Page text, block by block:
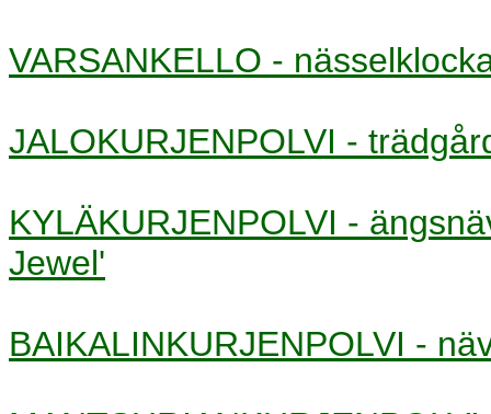
VARSANKELLO -
JALOKURJENPOLVI -
KYLÄKURJENPOLVI -
Jewel'
BAIKALINKURJENPOLVI -